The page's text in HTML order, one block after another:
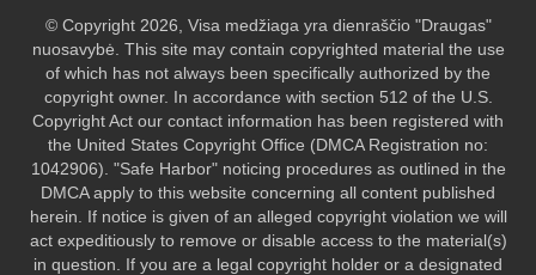
© Copyright 2026, Visa medžiaga yra dienraščio "Draugas"
nuosavybė. This site may contain copyrighted material the use
of which has not always been specifically authorized by the
copyright owner. In accordance with section 512 of the U.S.
Copyright Act our contact information has been registered with
the United States Copyright Office (DMCA Registration no:
1042906). "Safe Harbor" noticing procedures as outlined in the
DMCA apply to this website concerning all content published
herein. If notice is given of an alleged copyright violation we will
act expeditiously to remove or disable access to the material(s)
in question. If you are a legal copyright holder or a designated